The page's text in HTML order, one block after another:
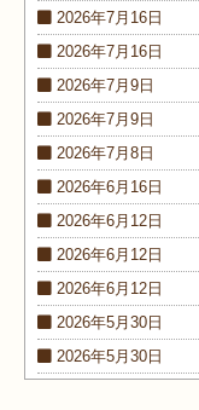
2026年7月16日
2026年7月16日
2026年7月9日
2026年7月9日
2026年7月8日
2026年6月16日
2026年6月12日
2026年6月12日
2026年6月12日
2026年5月30日
2026年5月30日